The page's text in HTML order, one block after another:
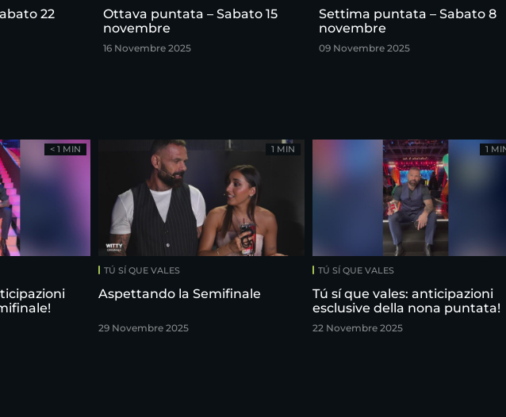
22
Ottava puntata – Sabato 15
novembre
16 Novembre 2025
Settima puntata – Sabato 8
novembre
09 Novembre 2025
< 1 MIN
TÚ SÍ QUE VALES
Aspettando la Semifinale
29 Novembre 2025
1 MIN
TÚ SÍ QUE VALES
Tú sí que vales: anticipazioni
esclusive della nona puntata!
22 Novembre 2025
1